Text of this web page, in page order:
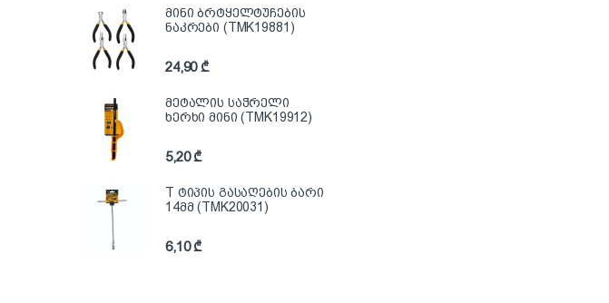
მინი ბრტყელტუჩების
ნაკრები (TMK19881)
24,90₾
მეტალის საჭრელი
ხერხი მინი (TMK19912)
5,20₾
T ტიპის გასაღების ბარი
14მმ (TMK20031)
6,10₾